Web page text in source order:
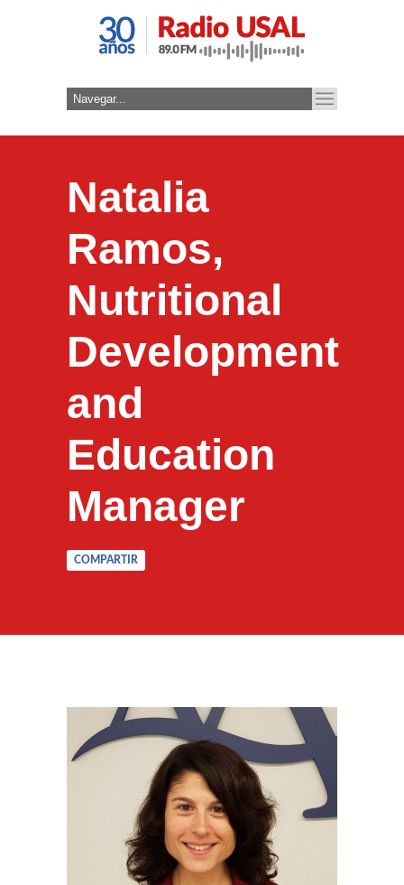
Natalia
Ramos,
Nutritional
Development
and
Education
Manager
COMPARTIR